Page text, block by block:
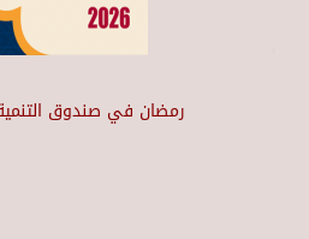
رمضان في صندوق التنمية